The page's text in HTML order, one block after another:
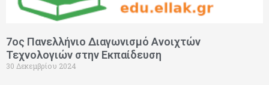
7ος Πανελλήνιο Διαγωνισμό Ανοιχτών
Τεχνολογιών στην Εκπαίδευση
30 Δεκεμβρίου 2024